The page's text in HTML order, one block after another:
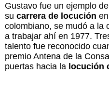
Gustavo fue un ejemplo
su carrera de locución
colombiano, se mudó a la
a trabajar ahí en 1977.
talento fue reconocido
premio Antena de la
puertas hacia la locución